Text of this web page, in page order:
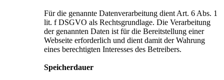
Für die genannte Datenverarbeitung dient Art. 6 Abs. 1
lit. f DSGVO als Rechtsgrundlage. Die Verarbeitung
der genannten Daten ist für die Bereitstellung einer
Webseite erforderlich und dient damit der Wahrung
eines berechtigten Interesses des Betreibers.
Speicherdauer